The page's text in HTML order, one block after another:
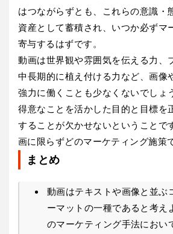
はつながらずとも、これらの意識・
資産として蓄積され、いつか必ずマ
寄与するはずです。
動画は世界観や雰囲気を伝える力、
中長期的に植え付ける力など、画像
強力に働くことも少なくないでしょ
得意なことを活かした目的と目標を
することが欠かせないということで
画に限らずどのマーケティング施策
まとめ
動画はテキストや画像と並ぶ
ーマットの一種であると考え
のマーケティング手法におい